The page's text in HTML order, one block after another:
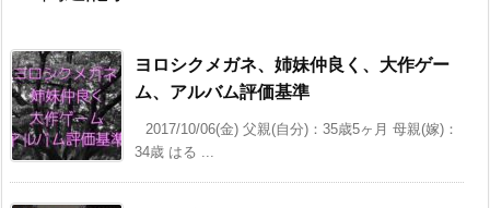
ヨロシクメガネ、姉妹仲良く、大作ゲー
ム、アルバム評価基準
2017/10/06(金) 父親(自分)：35歳5ヶ月 母親(嫁)：
34歳 はる ...